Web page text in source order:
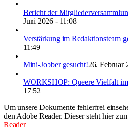
Bericht der
Juni 2026 - 11:08
Verstärkung im Redaktionsteam
11:49
Mini-Jobber gesucht!26. Februar
WORKSHOP: Queere Vielfalt
17:52
Um unsere Dokumente fehlerfrei
den Adobe Reader. Dieser steht hier
Reader